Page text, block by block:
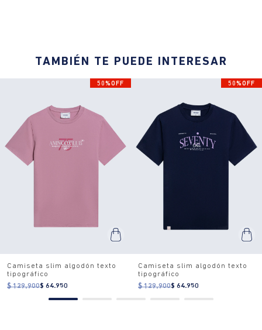
TAMBIÉN TE PUEDE INTERESAR
50%OFF
Camiseta slim algodón texto
tipográfico
$ 129.900$ 64.950
50%OFF
Camiseta slim algodón texto
tipográfico
$ 129.900$ 64.950